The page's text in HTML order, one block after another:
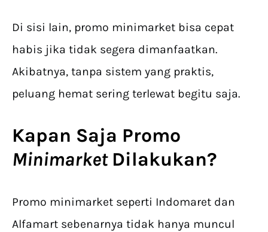
Di sisi lain, promo minimarket bisa cepat
habis jika tidak segera dimanfaatkan.
Akibatnya, tanpa sistem yang praktis,
peluang hemat sering terlewat begitu saja.
Kapan Saja Promo
Minimarket Dilakukan?
Promo minimarket seperti Indomaret dan
Alfamart sebenarnya tidak hanya muncul